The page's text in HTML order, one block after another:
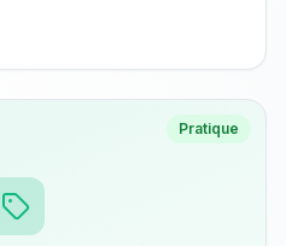
Pratique